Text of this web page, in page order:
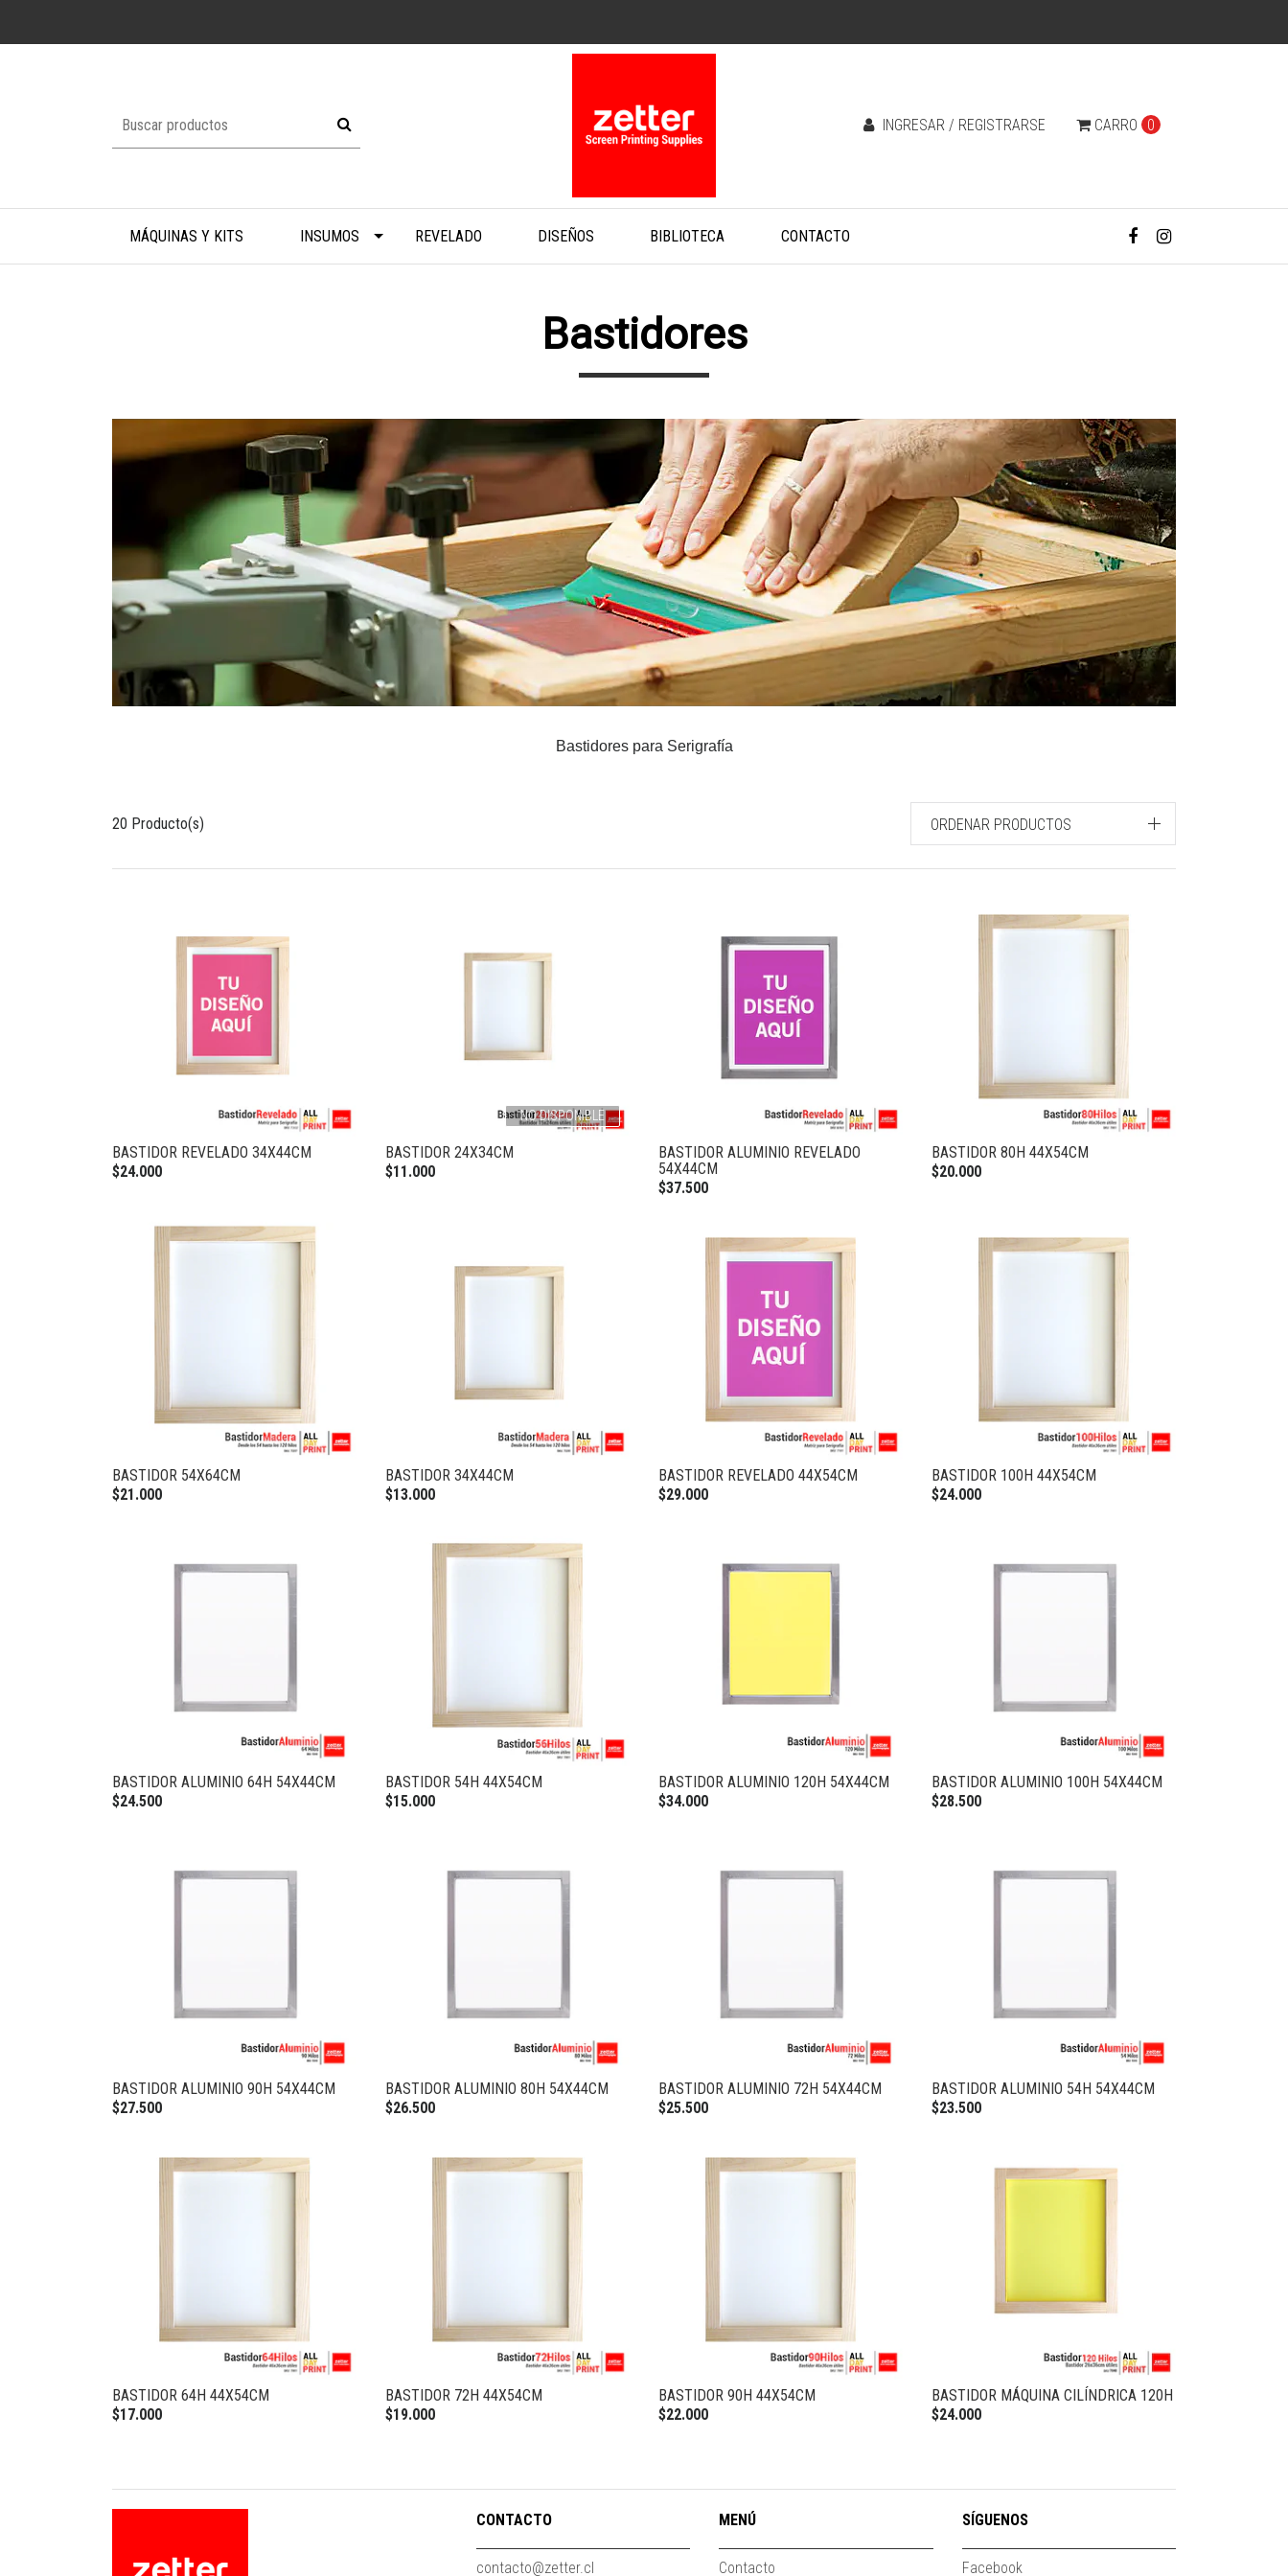
CARRO 0
INGRESAR / REGISTRARSE
MÁQUINAS Y KITS INSUMOS REVELADO DISEÑOS BIBLIOTECA CONTACTO
Bastidores
Bastidores para Serigrafía
20 Producto(s) ORDENAR PRODUCTOS
BASTIDOR REVELADO 34X44CM
$24.000
NO DISPONIBLE
BASTIDOR 24X34CM
$11.000
BASTIDOR ALUMINIO REVELADO
54X44CM
$37.500
BASTIDOR 80H 44X54CM
$20.000
BASTIDOR 54X64CM
$21.000
BASTIDOR 34X44CM
$13.000
BASTIDOR REVELADO 44X54CM
$29.000
BASTIDOR 100H 44X54CM
$24.000
BASTIDOR ALUMINIO 64H 54X44CM
$24.500
BASTIDOR 54H 44X54CM
$15.000
BASTIDOR ALUMINIO 120H 54X44CM
$34.000
BASTIDOR ALUMINIO 100H 54X44CM
$28.500
BASTIDOR ALUMINIO 90H 54X44CM
$27.500
BASTIDOR ALUMINIO 80H 54X44CM
$26.500
BASTIDOR ALUMINIO 72H 54X44CM
$25.500
BASTIDOR ALUMINIO 54H 54X44CM
$23.500
BASTIDOR 64H 44X54CM
$17.000
BASTIDOR 72H 44X54CM
$19.000
BASTIDOR 90H 44X54CM
$22.000
BASTIDOR MÁQUINA CILÍNDRICA 120H
$24.000
CONTACTO
contacto@zetter.cl
MENÚ
Contacto
SÍGUENOS
Facebook